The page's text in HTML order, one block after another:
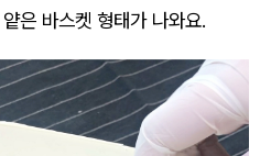
은 바스켓 형태가 나와요.